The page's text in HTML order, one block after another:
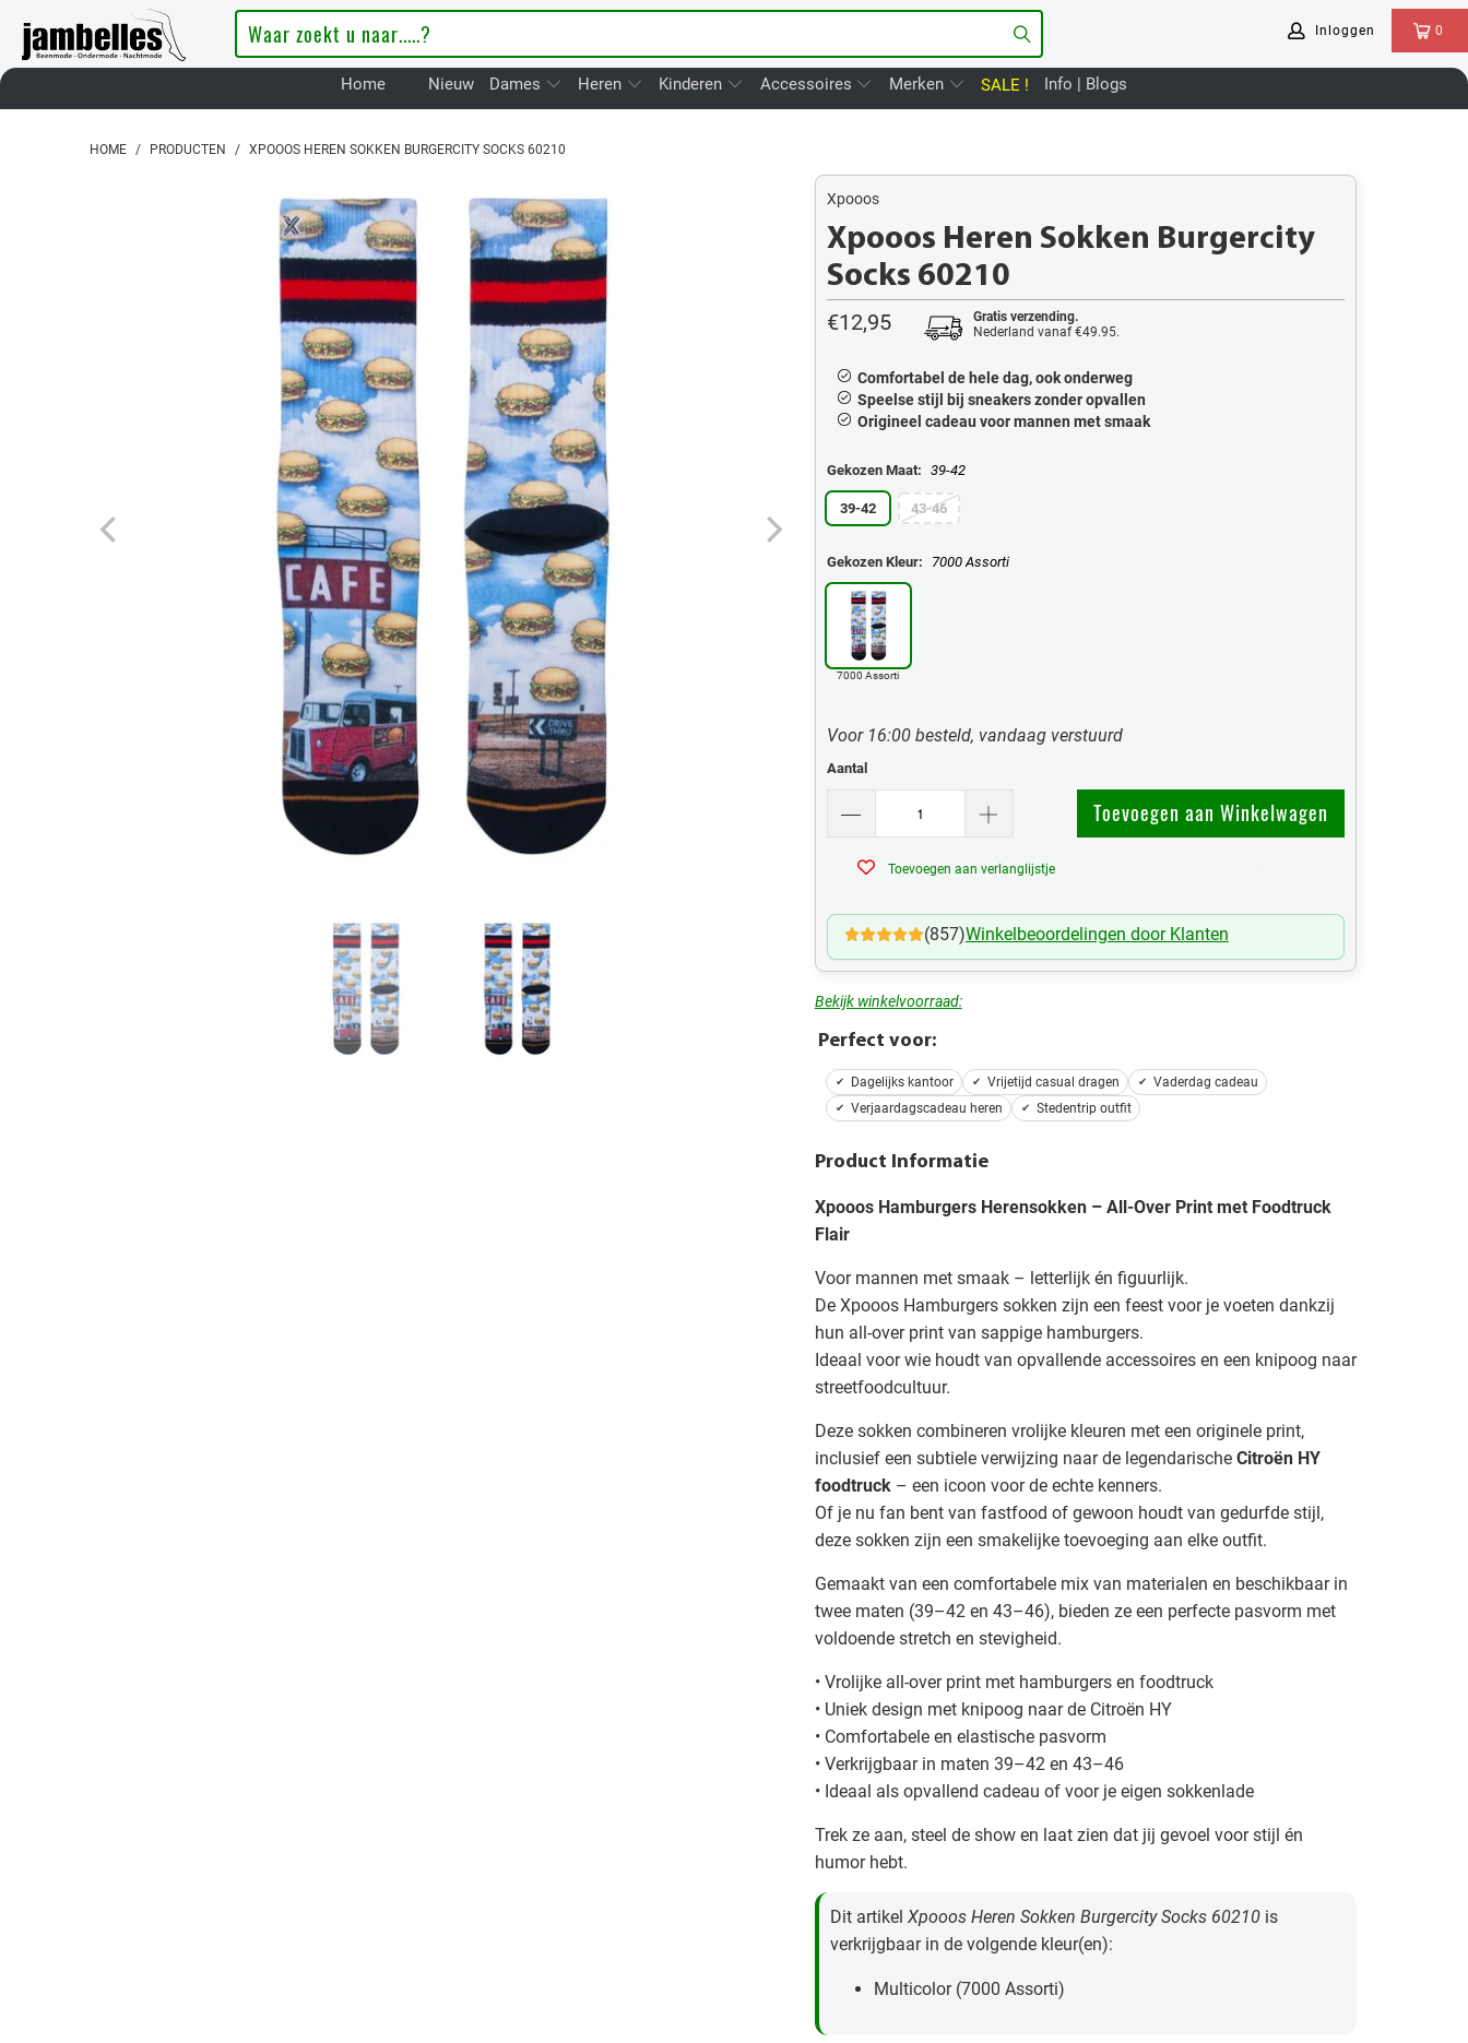
0
Inloggen
Home Nieuw Dames Heren Kinderen Accessoires Merken SALE ! Info | Blogs
HOME / PRODUCTEN / XPOOOS HEREN SOKKEN BURGERCITY SOCKS 60210
Xpooos
Xpooos Heren Sokken Burgercity
Socks 60210
€12,95
Gratis verzending.
Nederland vanaf €49.95.
Comfortabel de hele dag, ook onderweg
Speelse stijl bij sneakers zonder opvallen
Origineel cadeau voor mannen met smaak
Gekozen Maat: 39-42
39-42 43-46
Gekozen Kleur: 7000 Assorti
7000 Assorti
Voor 16:00 besteld, vandaag verstuurd
Aantal
Toevoegen aan Winkelwagen
Toevoegen aan verlanglijstje
(857)Winkelbeoordelingen door Klanten
Bekijk winkelvoorraad:
Perfect voor:
Dagelijks kantoor Vrijetijd casual dragen
Vaderdag cadeau
Verjaardagscadeau heren
Stedentrip outfit
Product Informatie
Xpooos Hamburgers Herensokken – All-Over Print met Foodtruck
Flair
Voor mannen met smaak – letterlijk én figuurlijk.
De Xpooos Hamburgers sokken zijn een feest voor je voeten dankzij
hun all-over print van sappige hamburgers.
Ideaal voor wie houdt van opvallende accessoires en een knipoog naar
streetfoodcultuur.
Deze sokken combineren vrolijke kleuren met een originele print,
inclusief een subtiele verwijzing naar de legendarische Citroën HY
foodtruck– een icoon voor de echte kenners.
Of je nu fan bent van fastfood of gewoon houdt van gedurfde stijl,
deze sokken zijn een smakelijke toevoeging aan elke outfit.
Gemaakt van een comfortabele mix van materialen en beschikbaar in
twee maten (39–42 en 43–46), bieden ze een perfecte pasvorm met
voldoende stretch en stevigheid.
• Vrolijke all-over print met hamburgers en foodtruck
• Uniek design met knipoog naar de Citroën HY
• Comfortabele en elastische pasvorm
• Verkrijgbaar in maten 39–42 en 43–46
• Ideaal als opvallend cadeau of voor je eigen sokkenlade
Trek ze aan, steel de show en laat zien dat jij gevoel voor stijl én
humor hebt.
Dit artikel Xpooos Heren Sokken Burgercity Socks 60210 is
verkrijgbaar in de volgende kleur(en):
Multicolor (7000 Assorti)